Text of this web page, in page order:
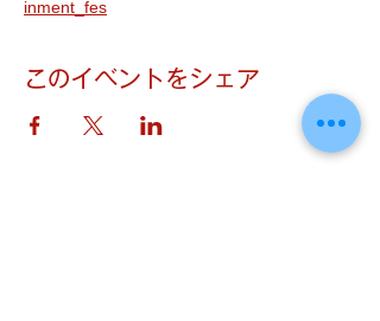
inment_fes
このイベントをシェア